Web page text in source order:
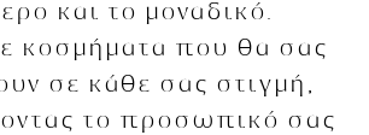
και το μοναδικό.
κοσμήματα που θα σας
σε κάθε σας στιγμή,
το προσωπικό σας